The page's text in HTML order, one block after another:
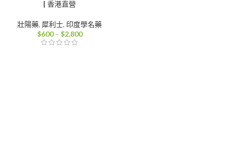
| 香港直營
壯陽藥, 犀利士, 印度學名藥
$600 – $2,800價